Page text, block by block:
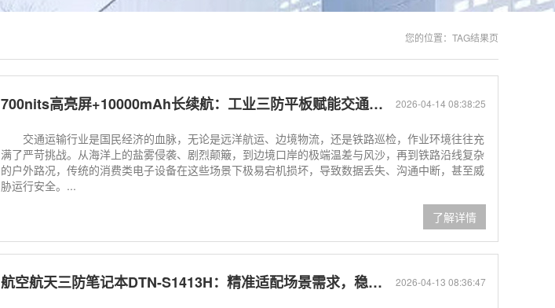
您的位置： TAG结果页
2026-04-14 08:38:25
700nits高亮屏+10000mAh长续航：工业三防平板赋能交通运输
交通运输行业是国民经济的血脉，无论是远洋航运、边境物流，还是铁路巡检，作业环境往往充
满了严苛挑战。从海洋上的盐雾侵袭、剧烈颠簸，到边境口岸的极端温差与风沙，再到铁路沿线复杂
的户外路况，传统的消费类电子设备在这些场景下极易宕机损坏，导致数据丢失、沟通中断，甚至威
胁运行安全。...
了解详情
2026-04-13 08:36:47
航空航天三防笔记本DTN-S1413H：精准适配场景需求，稳定护航航天任务